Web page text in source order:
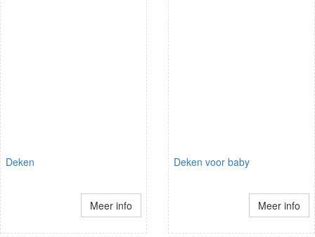
Deken
Meer info
Deken voor baby
Meer info